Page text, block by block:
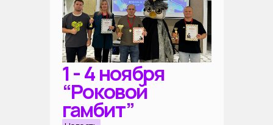
1 - 4 ноября
“Роковой
гамбит”